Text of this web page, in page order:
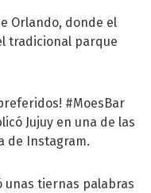
Orlando, donde el
tradicional parque
#MoesBar
Jujuy en una de las
de Instagram.
unas tiernas palabras